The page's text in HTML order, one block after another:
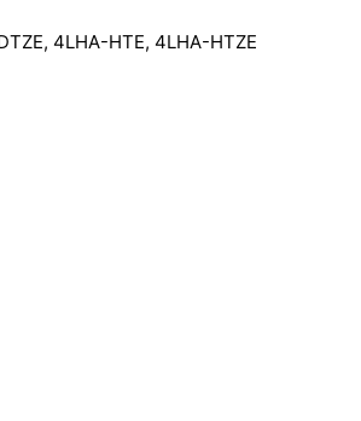
4LHA-HTE, 4LHA-HTZE